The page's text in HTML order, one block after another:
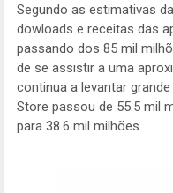
Segundo as estimativas
dowloads e receitas das
passando dos 85 mil
de se assistir a uma
continua a levantar
Store passou de 55.5 mil
para 38.6 mil milhões.